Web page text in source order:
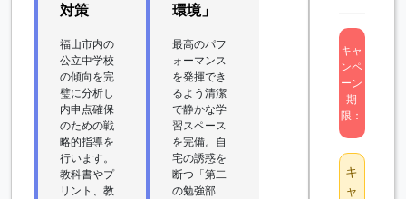
対策
福山市内の
公立中学校
の傾向を完
璧に分析し
内申点確保
のための戦
略的指導を
行います。
教科書やプ
リント、教
環境」
最高のパフ
ォーマンス
を発揮でき
るよう清潔
で静かな学
習スペース
を完備。自
宅の誘惑を
断つ「第二
の勉強部
キャ
ンペ
ーン
期
限：
キ
ャ